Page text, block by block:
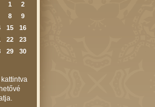
1
2
8
9
15
16
22
23
29
30